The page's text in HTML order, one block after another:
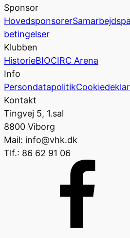
Sponsor
Hovedsponsorer
betingelser
Klubben
HistorieBIOCIRC Arena
Info
Persondatapolitik
Kontakt
Tingvej 5, 1.sal
8800 Viborg
Mail: info@vhk.dk
Tlf.: 86 62 91 06